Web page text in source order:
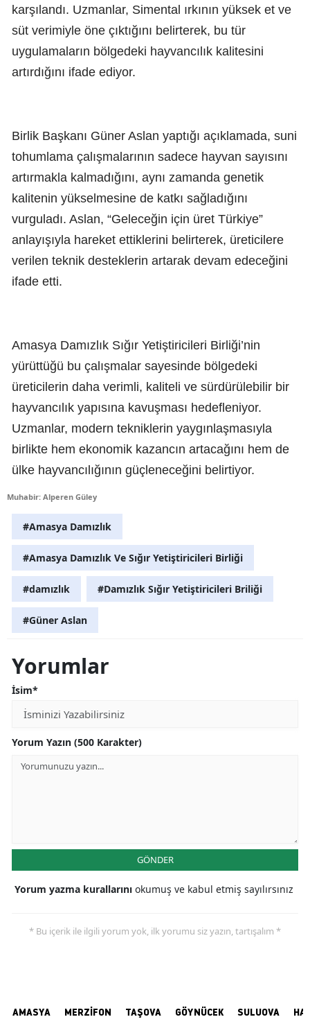
karşılandı. Uzmanlar, Simental ırkının yüksek et ve
süt verimiyle öne çıktığını belirterek, bu tür
uygulamaların bölgedeki hayvancılık kalitesini
artırdığını ifade ediyor.
Birlik Başkanı Güner Aslan yaptığı açıklamada, suni
tohumlama çalışmalarının sadece hayvan sayısını
artırmakla kalmadığını, aynı zamanda genetik
kalitenin yükselmesine de katkı sağladığını
vurguladı. Aslan, “Geleceğin için üret Türkiye”
anlayışıyla hareket ettiklerini belirterek, üreticilere
verilen teknik desteklerin artarak devam edeceğini
ifade etti.
Amasya Damızlık Sığır Yetiştiricileri Birliği’nin
yürüttüğü bu çalışmalar sayesinde bölgedeki
üreticilerin daha verimli, kaliteli ve sürdürülebilir bir
hayvancılık yapısına kavuşması hedefleniyor.
Uzmanlar, modern tekniklerin yaygınlaşmasıyla
birlikte hem ekonomik kazancın artacağını hem de
ülke hayvancılığının güçleneceğini belirtiyor.
Muhabir: Alperen Güley
#Amasya Damızlık
#Amasya Damızlık Ve Sığır Yetiştiricileri Birliği
#damızlık #Damızlık Sığır Yetiştiricileri Briliği
#Güner Aslan
Yorumlar
İsim*
Yorum Yazın (500 Karakter)
GÖNDER
Yorum yazma kurallarını okumuş ve kabul etmiş sayılırsınız
* Bu içerik ile ilgili yorum yok, ilk yorumu siz yazın, tartışalım *
AMASYA MERZİFON TAŞOVA GÖYNÜCEK SULUOVA